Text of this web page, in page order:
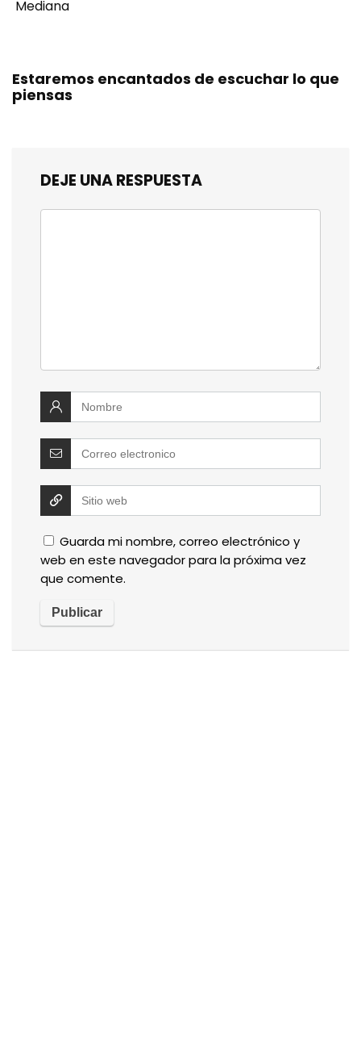
Mediana
Estaremos encantados de escuchar lo que
piensas
DEJE UNA RESPUESTA
Guarda mi nombre, correo electrónico y
web en este navegador para la próxima vez
que comente.